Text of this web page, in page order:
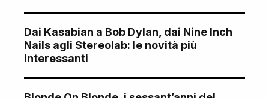
Dai Kasabian a Bob Dylan, dai Nine Inch
Nails agli Stereolab: le novità più
interessanti